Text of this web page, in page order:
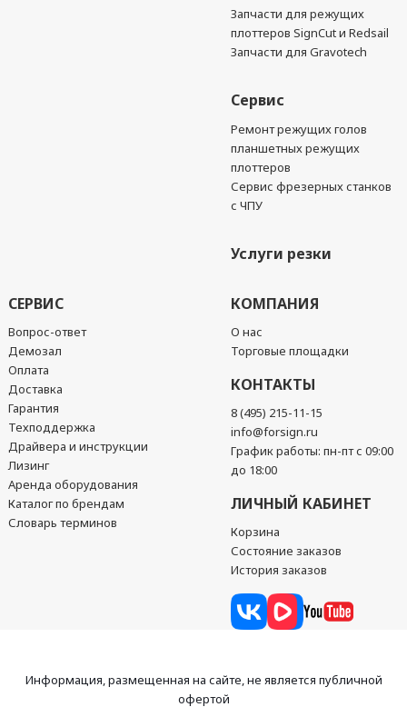
Запчасти для режущих
плоттеров SignCut и Redsail
Запчасти для Gravotech
Сервис
Ремонт режущих голов
планшетных режущих
плоттеров
Сервис фрезерных станков
с ЧПУ
Услуги резки
СЕРВИС
Вопрос-ответ
Демозал
Оплата
Доставка
Гарантия
Техподдержка
Драйвера и инструкции
Лизинг
Аренда оборудования
Каталог по брендам
Словарь терминов
КОМПАНИЯ
О нас
Торговые площадки
КОНТАКТЫ
8 (495) 215-11-15
info@forsign.ru
График работы: пн-пт с 09:00
до 18:00
ЛИЧНЫЙ КАБИНЕТ
Корзина
Состояние заказов
История заказов
Информация, размещенная на сайте, не является публичной
офертой